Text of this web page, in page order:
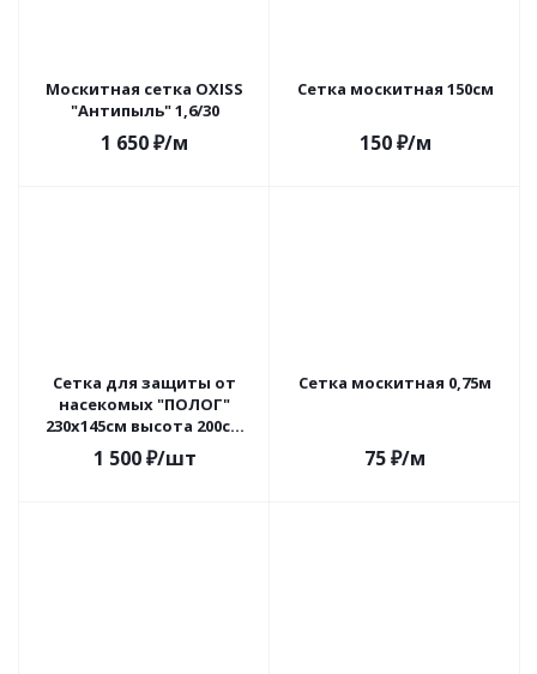
Москитная сетка OXISS
"Антипыль" 1,6/30
1 650₽/м
Сетка москитная 150см
150₽/м
Сетка для защиты от
насекомых "ПОЛОГ"
230х145см высота 200см
для садовых качелей
1 500₽/шт
Сетка москитная 0,75м
75₽/м